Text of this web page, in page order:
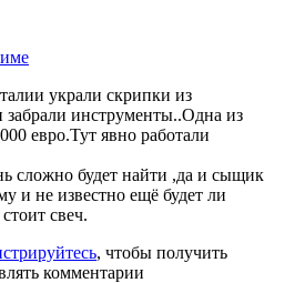
украли скрипки из
инструменты..Одна из
евро.Тут явно работали
сложно будет найти ,да и сыщик
и не известно ещё будет ли
свеч.
, чтобы получить
комментарии